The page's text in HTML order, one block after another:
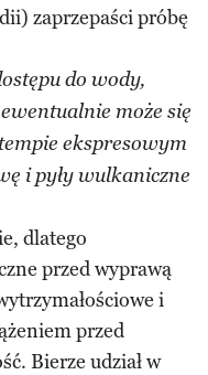
zaprzepaści próbę
do wody,
może się
ekspresowym
i pyły wulkaniczne
dlatego
przed wyprawą
i
przed
Bierze udział w